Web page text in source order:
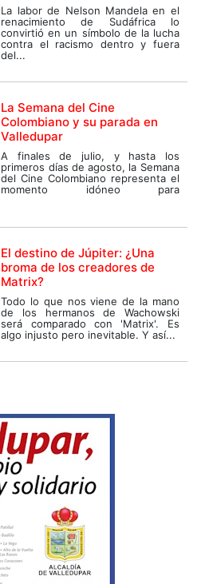
La labor de Nelson Mandela en el
renacimiento de Sudáfrica lo
convirtió en un símbolo de la lucha
contra el racismo dentro y fuera
del...
La Semana del Cine
Colombiano y su parada en
Valledupar
A finales de julio, y hasta los
primeros días de agosto, la Semana
del Cine Colombiano representa el
momento idóneo para
El destino de Júpiter: ¿Una
broma de los creadores de
Matrix?
Todo lo que nos viene de la mano
de los hermanos de Wachowski
será comparado con 'Matrix'. Es
algo injusto pero inevitable. Y así...